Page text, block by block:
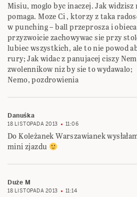
Misiu, moglo byc inaczej. Jak
pomaga. Moze Ci , ktorzy z taka
w punching – ball przeprosza i
przyzwoicie zachowywac sie przy
lubiec wszystkich, ale to nie powod
rury; Jak widac z panujacej ciszy
zwolennikow niz by sie to wydawalo;
Nemo, pozdrowienia
Danuśka
18 LISTOPADA 2013 11:06
Do Koleżanek Warszawianek
mini zjazdu
Duże M
18 LISTOPADA 2013 11:14